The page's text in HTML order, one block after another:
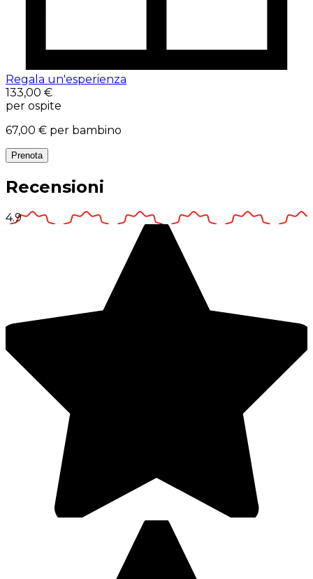
Regala un'esperienza
133,00 €
per ospite
67,00 € per bambino
Prenota
Recensioni
4.9